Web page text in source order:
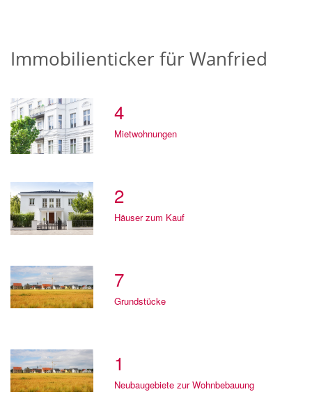
Immobilienticker für Wanfried
4
Mietwohnungen
2
Häuser zum Kauf
7
Grundstücke
1
Neubaugebiete zur Wohnbebauung